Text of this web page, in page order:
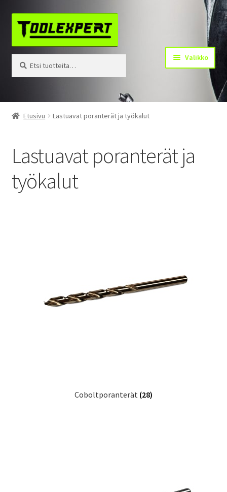
Siirry
navigointiin
Siirry
sisältöön
Valikko
Tuotteet
Kotisivu
Etusivu Lastuavat poranterät ja työkalut
Lastuavat poranterät ja
työkalut
Coboltporanterät (28)